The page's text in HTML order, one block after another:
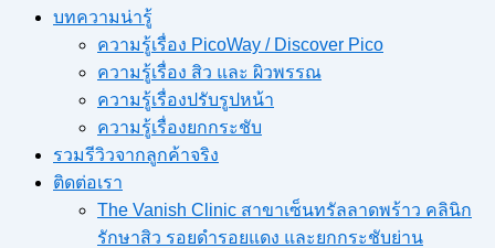
บทความน่ารู้
ความรู้เรื่อง PicoWay / Discover Pico
ความรู้เรื่อง สิว และ ผิวพรรณ
ความรู้เรื่องปรับรูปหน้า
ความรู้เรื่องยกกระชับ
รวมรีวิวจากลูกค้าจริง
ติดต่อเรา
The Vanish Clinic สาขาเซ็นทรัลลาดพร้าว คลินิก
รักษาสิว รอยดำรอยแดง และยกกระชับย่าน